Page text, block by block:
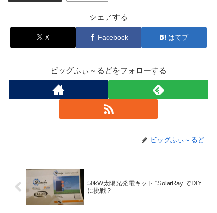
シェアする
X Facebook はてブ
ビッグふぃ～るどをフォローする
ビッグふぃ～るど
50kW太陽光発電キット “SolarRay”でDIY
に挑戦？